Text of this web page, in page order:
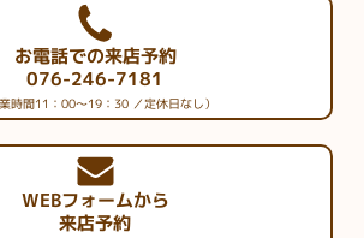
お電話での来店予約
076-246-7181
業時間11：00～19：30 ／定休日なし）
WEBフォームから
来店予約